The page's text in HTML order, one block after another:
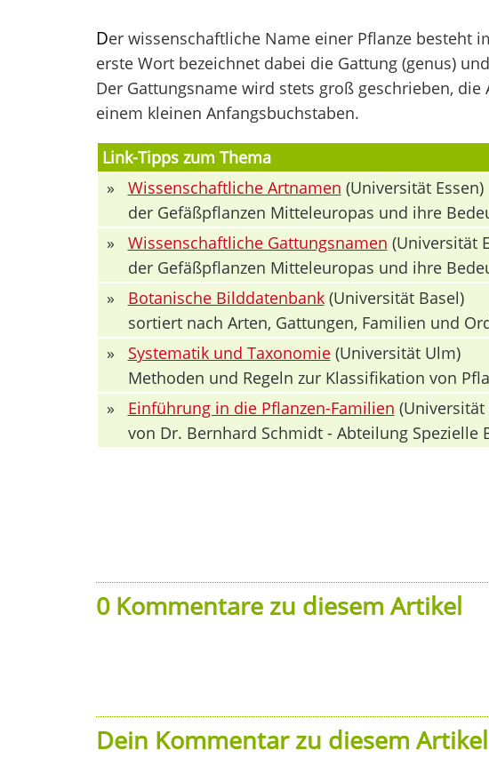
Der wissenschaftliche Name einer Pflanze besteht
erste Wort bezeichnet dabei die Gattung (genus)
Der Gattungsname wird stets groß geschrieben,
einem kleinen Anfangsbuchstaben.
Link-Tipps zum Thema
»
Wissenschaftliche Artnamen (Universität Essen)
der Gefäßpflanzen Mitteleuropas und ihre
»
Wissenschaftliche Gattungsnamen (Universität
der Gefäßpflanzen Mitteleuropas und ihre
»
Botanische Bilddatenbank(Universität Basel)
sortiert nach Arten, Gattungen, Familien und
»
Systematik und Taxonomie(Universität Ulm)
Methoden und Regeln zur Klassifikation von
»
Einführung in die Pflanzen-Familien (Universität
von Dr. Bernhard Schmidt - Abteilung Spezielle
0 Kommentare zu diesem Artikel
Dein Kommentar zu diesem Artikel